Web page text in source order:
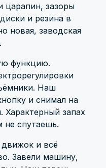
царапин, зазоры
и резина в
новая, заводская
функцию.
Наш
и снимал на
Характерный запах
спутаешь.
и всё
Завели машину,